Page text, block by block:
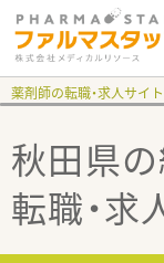
薬剤師の転職・求人サイ
秋田県
転職・求